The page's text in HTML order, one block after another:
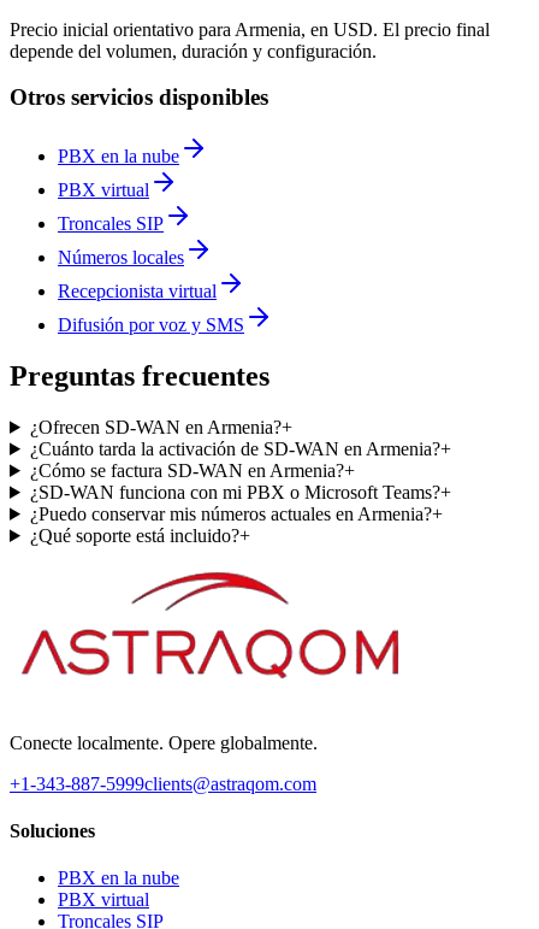
Precio inicial orientativo para Armenia, en USD. El precio final
depende del volumen, duración y configuración.
Otros servicios disponibles
PBX en la nube
PBX virtual
Troncales SIP
Números locales
Recepcionista virtual
Difusión por voz y SMS
Preguntas frecuentes
¿Ofrecen SD-WAN en Armenia?+
¿Cuánto tarda la activación de SD-WAN en Armenia?+
¿Cómo se factura SD-WAN en Armenia?+
¿SD-WAN funciona con mi PBX o Microsoft Teams?+
¿Puedo conservar mis números actuales en Armenia?+
¿Qué soporte está incluido?+
Conecte localmente. Opere globalmente.
+1-343-887-5999clients@astraqom.com
Soluciones
PBX en la nube
PBX virtual
Troncales SIP